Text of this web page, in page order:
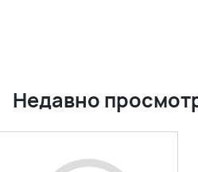
Недавно